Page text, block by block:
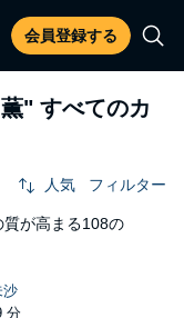
会員登録する
" すべてのカ
人気 フィルター
質が高まる108の
沙
分